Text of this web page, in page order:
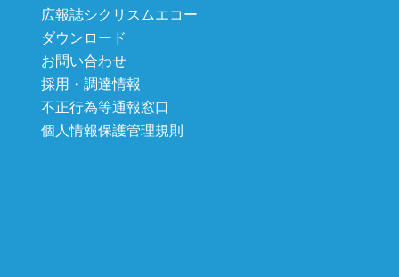
広報誌シクリスムエコー
ダウンロード
お問い合わせ
採用・調達情報
不正行為等通報窓口
個人情報保護管理規則